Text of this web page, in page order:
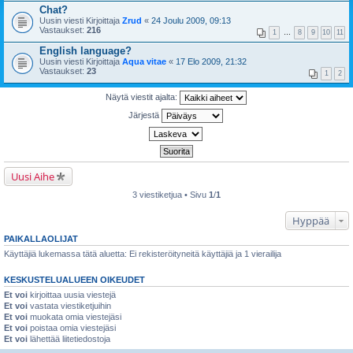
Chat?
Uusin viesti Kirjoittaja Zrud « 24 Joulu 2009, 09:13
Vastaukset: 216 1 … 8 9 10 11
English language?
Uusin viesti Kirjoittaja Aqua vitae « 17 Elo 2009, 21:32
Vastaukset: 23 1 2
Näytä viestit ajalta:
Järjestä
Uusi Aihe
3 viestiketjua • Sivu 1/1
Hyppää
PAIKALLAOLIJAT
Käyttäjiä lukemassa tätä aluetta: Ei rekisteröityneitä käyttäjiä ja 1 vierailija
KESKUSTELUALUEEN OIKEUDET
Et voi kirjoittaa uusia viestejä
Et voi vastata viestiketjuihin
Et voi muokata omia viestejäsi
Et voi poistaa omia viestejäsi
Et voi lähettää liitetiedostoja